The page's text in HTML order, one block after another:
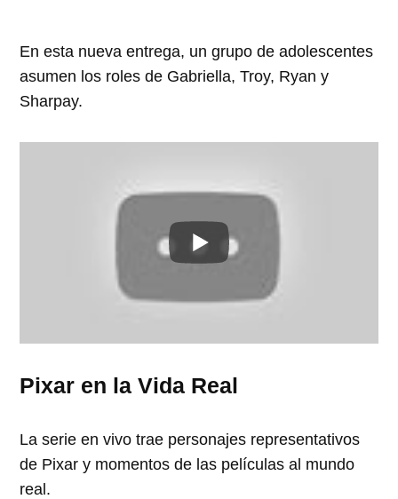
En esta nueva entrega, un grupo de adolescentes
asumen los roles de Gabriella, Troy, Ryan y
Sharpay.
Pixar en la Vida Real
La serie en vivo trae personajes representativos
de Pixar y momentos de las películas al mundo
real.